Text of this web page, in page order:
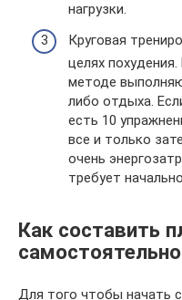
нагрузки.
Круговая
целях
методе
либо отдыха.
есть 10
все и только
очень
требует
Как составить
самостоятельно
Для того чтобы начать